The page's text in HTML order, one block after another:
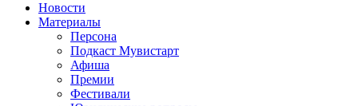
Новости
Материалы
Персона
Подкаст Мувистарт
Афиша
Премии
Фестивали